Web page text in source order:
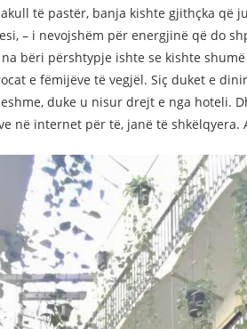
të pastër, banja kishte gjithçka që
– i nevojshëm për energjinë që do
bëri përshtypje ishte se kishte
e fëmijëve të vegjël. Siç duket e
duke u nisur drejt e nga hoteli.
në internet për të, janë të shkëlqyera.